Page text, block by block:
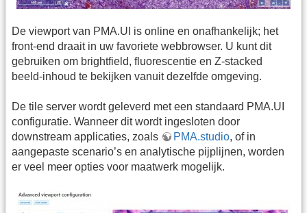
De viewport van PMA.UI is online en onafhankelijk; het
front-end draait in uw favoriete webbrowser. U kunt dit
gebruiken om brightfield, fluorescentie en Z-stacked
beeld-inhoud te bekijken vanuit dezelfde omgeving.
De tile server wordt geleverd met een standaard PMA.UI
configuratie. Wanneer dit wordt ingesloten door
downstream applicaties, zoals
PMA.studio, of in
aangepaste scenario’s en analytische pijplijnen, worden
er veel meer opties voor maatwerk mogelijk.